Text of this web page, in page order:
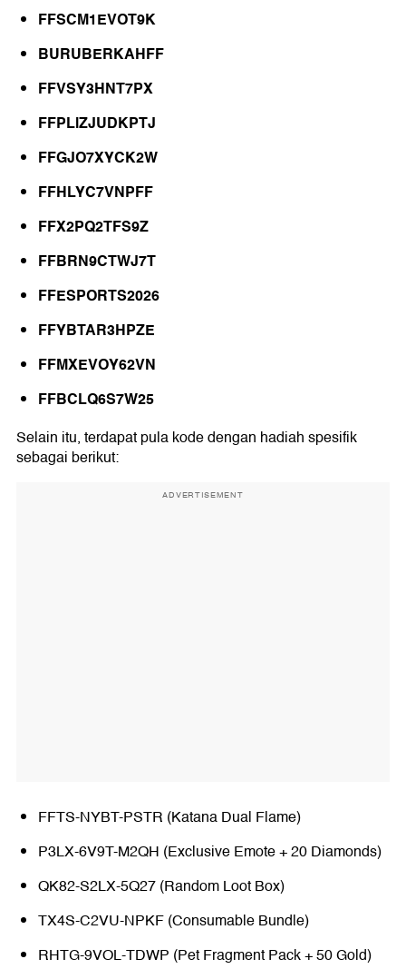
FFSCM1EVOT9K
BURUBERKAHFF
FFVSY3HNT7PX
FFPLlZJUDKPTJ
FFGJO7XYCK2W
FFHLYC7VNPFF
FFX2PQ2TFS9Z
FFBRN9CTWJ7T
FFESPORTS2026
FFYBTAR3HPZE
FFMXEVOY62VN
FFBCLQ6S7W25
Selain itu, terdapat pula kode dengan hadiah spesifik
sebagai berikut:
ADVERTISEMENT
FFTS-NYBT-PSTR (Katana Dual Flame)
P3LX-6V9T-M2QH (Exclusive Emote + 20 Diamonds)
QK82-S2LX-5Q27 (Random Loot Box)
TX4S-C2VU-NPKF (Consumable Bundle)
RHTG-9VOL-TDWP (Pet Fragment Pack + 50 Gold)